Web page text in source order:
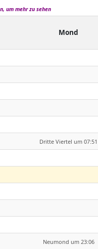
um mehr zu sehen
Mond
Dritte Viertel um 07:51
Neumond um 23:06